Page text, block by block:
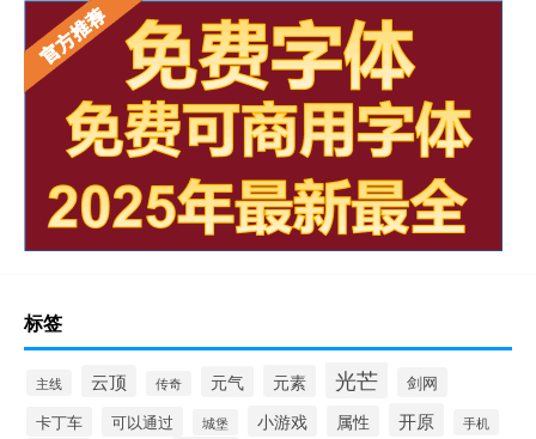
标签
主线 云顶 传奇 元气 元素 光芒
剑网
卡丁车
可以通过 城堡 小游戏 属性 开原 手机